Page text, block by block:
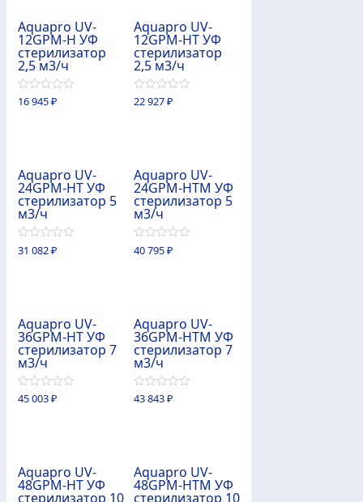
Aquapro UV-
12GPM-H УФ
стерилизатор
2,5 м3/ч
0
из
16 945₽
Aquapro UV-
12GPM-HT УФ
стерилизатор
2,5 м3/ч
0
из
22 927₽
Aquapro UV-
24GPM-HT УФ
стерилизатор 5
м3/ч
0
из
31 082₽
Aquapro UV-
24GPM-HTM УФ
стерилизатор 5
м3/ч
0
из
40 795₽
Aquapro UV-
36GPM-HT УФ
стерилизатор 7
м3/ч
0
из
45 003₽
Aquapro UV-
36GPM-HTM УФ
стерилизатор 7
м3/ч
0
из
43 843₽
Aquapro UV-
48GPM-HT УФ
стерилизатор 10
Aquapro UV-
48GPM-HTM УФ
стерилизатор 10